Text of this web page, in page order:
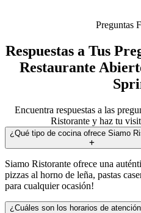
Preguntas
Respuestas a Tus
Restaurante
Encuentra respuestas a las
Ristorante y haz tu
¿Qué tipo de cocina ofrece Siamo
Siamo Ristorante ofrece una
pizzas al horno de leña, pastas
para cualquier ocasión!
¿Cuáles son los horarios de